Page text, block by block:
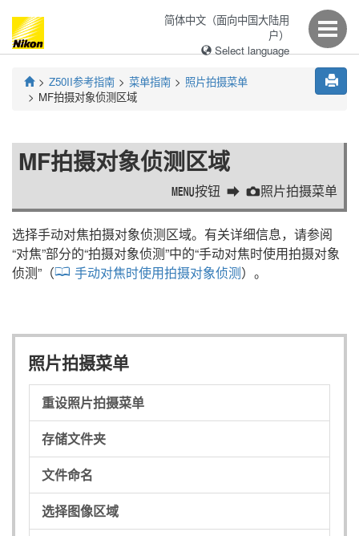
简体中文（面向中国大陆用
户）
Select language
Z50II参考指南 菜单指南
照片拍摄菜单
MF拍摄对象侦测区域
MF拍摄对象侦测区域
G按钮 C照片拍摄菜单
选择手动对焦拍摄对象侦测区域。有关详细信息，请参阅
“对焦”部分的“拍摄对象侦测”中的“手动对焦时使用拍摄对象
侦测”（ 手动对焦时使用拍摄对象侦测）。
照片拍摄菜单
重设照片拍摄菜单
存储文件夹
文件命名
选择图像区域